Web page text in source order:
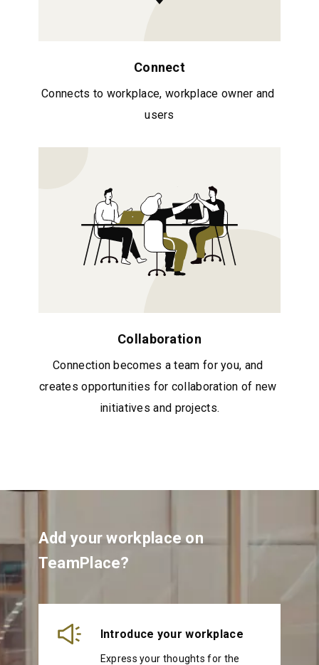
Connect
Connects to workplace, workplace owner and
users
Collaboration
Connection becomes a team for you, and
creates opportunities for collaboration of new
initiatives and projects.
Add your workplace on
TeamPlace?
Introduce your workplace
Express your thoughts for the